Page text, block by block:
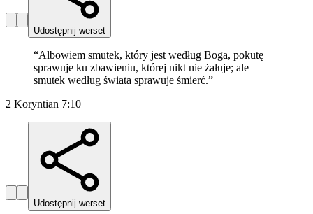
Udostępnij werset
“Albowiem smutek, który jest według Boga, pokutę
sprawuje ku zbawieniu, której nikt nie żałuje; ale
smutek według świata sprawuje śmierć.”
2 Koryntian 7:10
Udostępnij werset